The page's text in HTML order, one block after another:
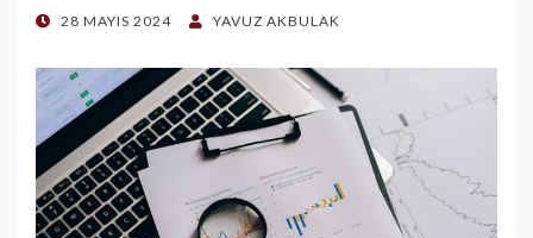
POSTED
28 MAYIS 2024 YAVUZ AKBULAK